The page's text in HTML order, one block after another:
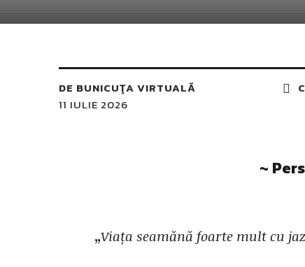
DE BUNICUŢA VIRTUALĂ
11 IULIE 2026
~
„Viața seamănă foarte mult cu